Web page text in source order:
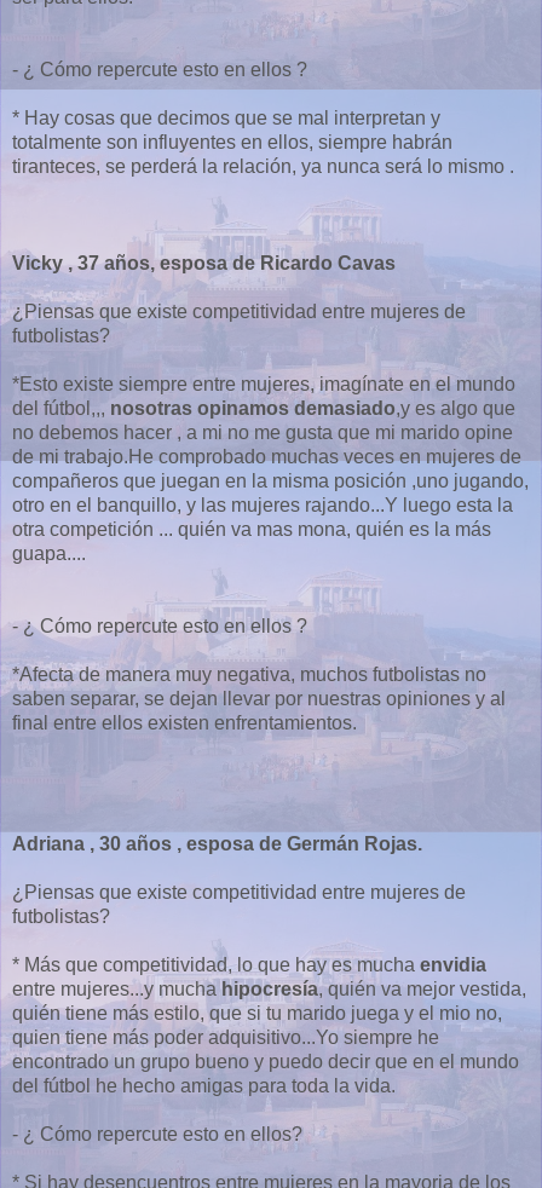
- ¿ Cómo repercute esto en ellos ?
* Hay cosas que decimos que se mal interpretan y
totalmente son influyentes en ellos, siempre habrán
tiranteces, se perderá la relación, ya nunca será lo mismo .
Vicky , 37 años, esposa de Ricardo Cavas
¿Piensas que existe competitividad entre mujeres de
futbolistas?
*Esto existe siempre entre mujeres, imagínate en el mundo
del fútbol,,, nosotras opinamos demasiado,y es algo que
no debemos hacer , a mi no me gusta que mi marido opine
de mi trabajo.He comprobado muchas veces en mujeres de
compañeros que juegan en la misma posición ,uno jugando,
otro en el banquillo, y las mujeres rajando...Y luego esta la
otra competición ... quién va mas mona, quién es la más
guapa....
- ¿ Cómo repercute esto en ellos ?
*Afecta de manera muy negativa, muchos futbolistas no
saben separar, se dejan llevar por nuestras opiniones y al
final entre ellos existen enfrentamientos.
Adriana , 30 años , esposa de Germán Rojas.
¿Piensas que existe competitividad entre mujeres de
futbolistas?
* Más que competitividad, lo que hay es mucha envidia
entre mujeres...y muchahipocresía, quién va mejor vestida,
quién tiene más estilo, que si tu marido juega y el mio no,
quien tiene más poder adquisitivo...Yo siempre he
encontrado un grupo bueno y puedo decir que en el mundo
del fútbol he hecho amigas para toda la vida.
- ¿ Cómo repercute esto en ellos?
* Si hay desencuentros entre mujeres en la mayoria de los